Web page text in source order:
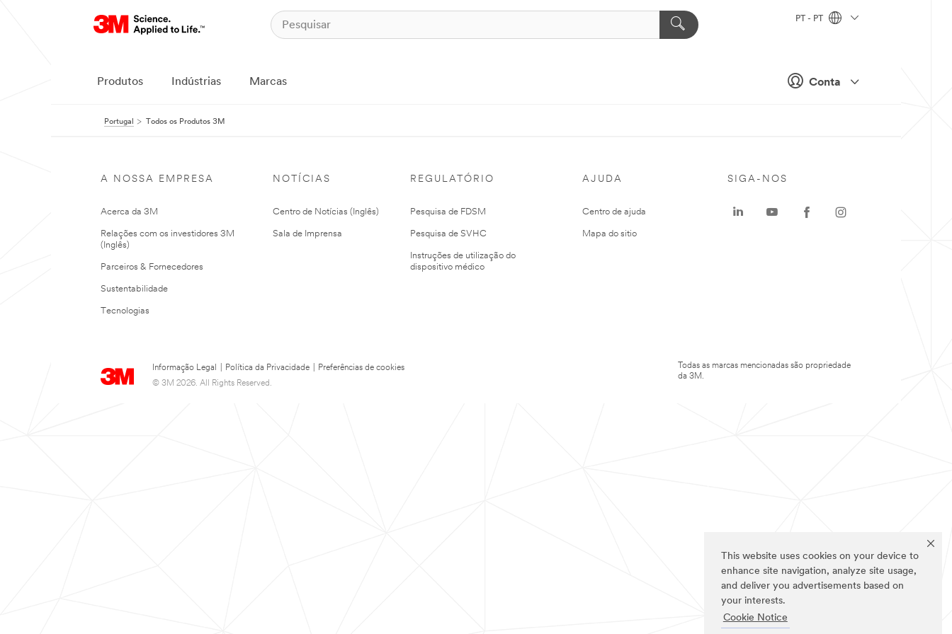
This website uses cookies on your device to
enhance site navigation, analyze site usage,
and deliver you advertisements based on
your interests.
Cookie Notice
Conta
PT - PT
Produtos Indústrias Marcas
Portugal Todos os Produtos 3M
A NOSSA EMPRESA
Acerca da 3M
Relações com os investidores 3M
(Inglês)
Parceiros & Fornecedores
Sustentabilidade
Tecnologias
NOTÍCIAS
Centro de Notícias (Inglês)
Sala de Imprensa
REGULATÓRIO
Pesquisa de FDSM
Pesquisa de SVHC
Instruções de utilização do
dispositivo médico
AJUDA
Centro de ajuda
Mapa do sitio
Informação Legal Política da Privacidade
Preferências de cookies
© 3M 2026. All Rights Reserved.
SIGA-NOS
Todas as marcas mencionadas são propriedade
da 3M.